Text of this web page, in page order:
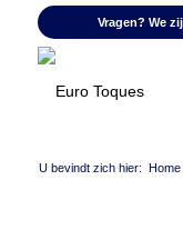
Vragen? We
U bevindt zich hier: Home